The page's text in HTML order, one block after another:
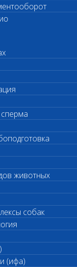
животных
собак
(ифа)
в Апрелевке
временно с
10:00-19:00.